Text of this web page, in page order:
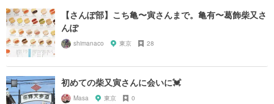
【さんぽ部】こち亀〜寅さんまで。亀有〜葛飾柴又さ
んぽ
shimanaco 東京 28
初めての柴又寅さんに会いに💓
Masa 東京 0